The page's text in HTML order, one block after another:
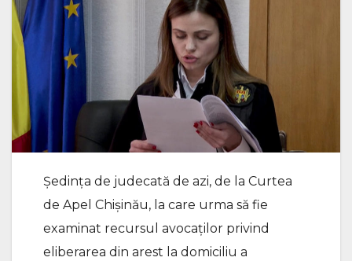
Ședința de judecată de azi, de la Curtea
de Apel Chișinău, la care urma să fie
examinat recursul avocaților privind
eliberarea din arest la domiciliu a